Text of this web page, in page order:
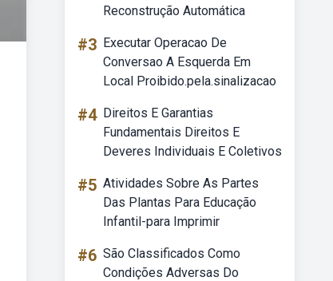
Reconstrução Automática
#3 Executar Operacao De
Conversao A Esquerda Em
Local Proibido.pela.sinalizacao
#4 Direitos E Garantias
Fundamentais Direitos E
Deveres Individuais E Coletivos
#5 Atividades Sobre As Partes
Das Plantas Para Educação
Infantil-para Imprimir
#6 São Classificados Como
Condições Adversas Do